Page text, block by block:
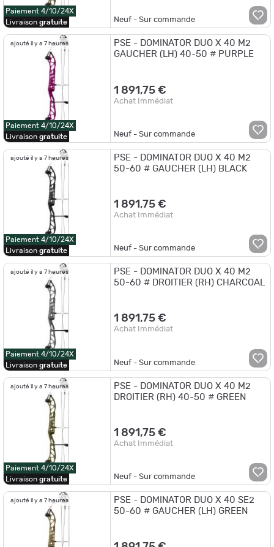
Paiement 4/10/24X
Livraison gratuite Neuf - Sur commande
ajouté il y a 7 heures
Paiement 4/10/24X
Livraison gratuite
PSE - DOMINATOR DUO X 40 M2
GAUCHER (LH) 40-50 # PURPLE
1 891,75 €
Achat Immédiat
Neuf - Sur commande
ajouté il y a 7 heures
Paiement 4/10/24X
Livraison gratuite
PSE - DOMINATOR DUO X 40 M2
50-60 # GAUCHER (LH) BLACK
1 891,75 €
Achat Immédiat
Neuf - Sur commande
ajouté il y a 7 heures
Paiement 4/10/24X
Livraison gratuite
PSE - DOMINATOR DUO X 40 M2
50-60 # DROITIER (RH) CHARCOAL
1 891,75 €
Achat Immédiat
Neuf - Sur commande
ajouté il y a 7 heures
Paiement 4/10/24X
Livraison gratuite
PSE - DOMINATOR DUO X 40 M2
DROITIER (RH) 40-50 # GREEN
1 891,75 €
Achat Immédiat
Neuf - Sur commande
ajouté il y a 7 heures
PSE - DOMINATOR DUO X 40 SE2
50-60 # GAUCHER (LH) GREEN